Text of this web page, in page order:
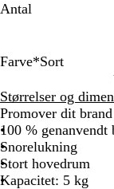
Antal
Farve*Sort
o
r
t
a
r
i
n
e
b
v
i
d
r
å
ø
d
a
t
u
r
f
a
Størrelser og
Promover dit
100 % genanvendt
Snorelukning
Stort hovedrum
Kapacitet: 5 kg